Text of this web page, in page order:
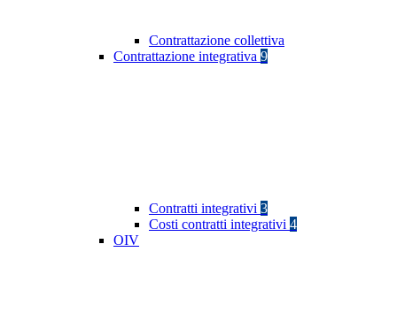
Contrattazione collettiva
Contrattazione integrativa 9
Contratti integrativi 3
Costi contratti integrativi 4
OIV